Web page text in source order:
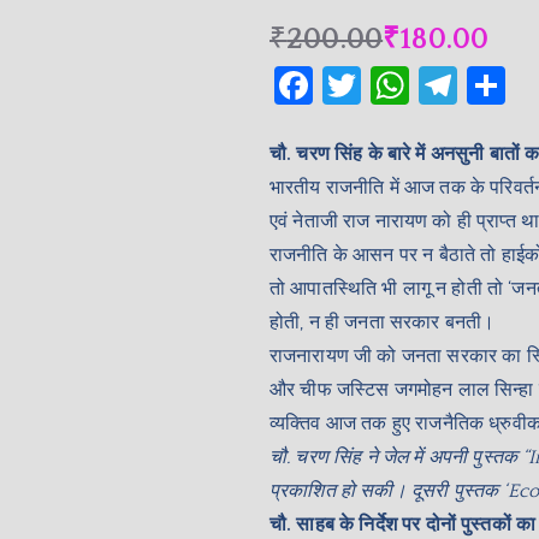
₹200.00₹180.00
चौ. चरण सिंह के बारे में अनसुनी बातों
भारतीय राजनीति में आज तक के
एवं नेताजी राज नारायण को ही
राजनीति के आसन पर न बैठाते तो
तो आपातस्थिति भी लागू न होती तो
होती, न ही जनता सरकार बनती।
राजनारायण जी को जनता सरकार का
और चीफ जस्टिस जगमोहन लाल
व्यक्तिव आज तक हुए राजनैतिक
चौ. चरण सिंह ने जेल में अपनी पुस्तक
प्रकाशित हो सकी। दूसरी पुस्तक
चौ. साहब के निर्देश पर दोनों पुस्तकों
F
c
e
b
o
o
k
T
itt
er
W
at
s
A
p
p
T
e
gr
a
m
e